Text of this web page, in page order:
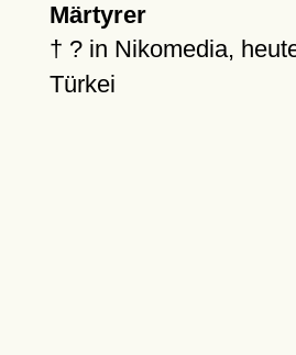
Märtyrer
† ?in Nikomedia,
Türkei